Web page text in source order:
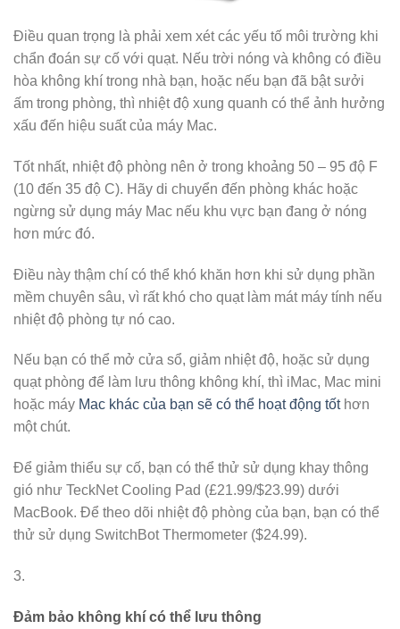
Điều quan trọng là phải xem xét các yếu tố môi trường khi
chẩn đoán sự cố với quạt. Nếu trời nóng và không có điều
hòa không khí trong nhà bạn, hoặc nếu bạn đã bật sưởi
ấm trong phòng, thì nhiệt độ xung quanh có thể ảnh hưởng
xấu đến hiệu suất của máy Mac.
Tốt nhất, nhiệt độ phòng nên ở trong khoảng 50 – 95 độ F
(10 đến 35 độ C). Hãy di chuyển đến phòng khác hoặc
ngừng sử dụng máy Mac nếu khu vực bạn đang ở nóng
hơn mức đó.
Điều này thậm chí có thể khó khăn hơn khi sử dụng phần
mềm chuyên sâu, vì rất khó cho quạt làm mát máy tính nếu
nhiệt độ phòng tự nó cao.
Nếu bạn có thể mở cửa sổ, giảm nhiệt độ, hoặc sử dụng
quạt phòng để làm lưu thông không khí, thì iMac, Mac mini
hoặc máy Mac khác của bạn sẽ có thể hoạt động tốthơn
một chút.
Để giảm thiểu sự cố, bạn có thể thử sử dụng khay thông
gió như TeckNet Cooling Pad (£21.99/$23.99) dưới
MacBook. Để theo dõi nhiệt độ phòng của bạn, bạn có thể
thử sử dụng SwitchBot Thermometer ($24.99).
3.
Đảm bảo không khí có thể lưu thông